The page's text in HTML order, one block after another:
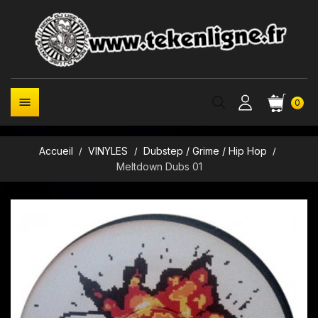
0

Accueil VINYLES
Dubstep / Grime / Hip Hop
Meltdown Dubs 01